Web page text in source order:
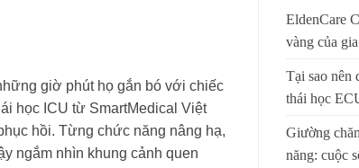
giờ phút họ gắn bó với chiếc
học ICU từ SmartMedical Việt
hồi. Từng chức năng nâng hạ,
ngắm nhìn khung cảnh quen
EldenCare
vàng của
Tại sao nên
thái học
Giường
năng: cuộc